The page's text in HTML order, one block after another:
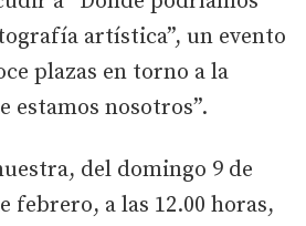
artística”, un evento
plazas en torno a la
estamos nosotros”.
del domingo 9 de
febrero, a las 12.00 horas,